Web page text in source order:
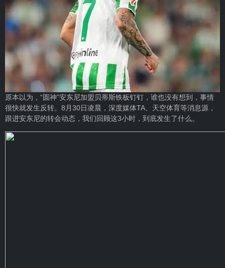
原本以为，“圆神”安东尼加盟贝蒂斯铁板钉钉，谁也没有想到，事情
很快就发生反转。8月30日凌晨，深度媒体TA、天空体育等消息源，
跟进安东尼的转会动态，我们回顾这3小时，到底发生了什么。